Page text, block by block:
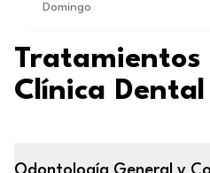
Domingo
Tratamientos
Clínica Dental